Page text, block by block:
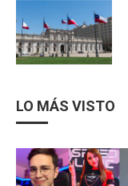
LO MÁS VISTO